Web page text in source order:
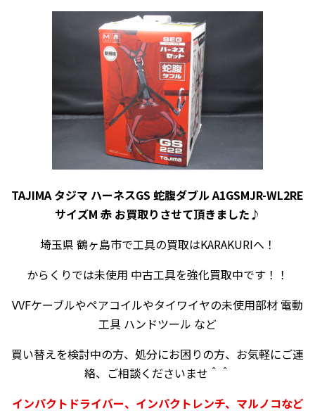
TAJIMA タジマ ハーネスGS 蛇腹ダブル A1GSMJR-WL2RE
サイズM 赤 お買取りさせて頂きました♪
埼玉県 鶴ヶ島市で工具の買取はKARAKURIへ！
からくりでは未使用 中古工具を強化買取中です！！
VVFケーブルやペアコイルやタイワイヤの未使用部材 電動
工具 ハンドツール など
買い替えを検討中の方、処分にお困りの方、お気軽にご連
絡、ご相談くださいませ＾＾
インパクトドライバー、インパクトレンチ、マルノコなど